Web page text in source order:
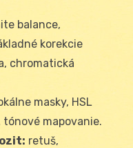
balance,
korekcie
chromatická
masky, HSL
mapovanie.
retuš,